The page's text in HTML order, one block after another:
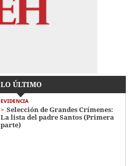
LO ÚLTIMO
EVIDENCIA
Selección de Grandes Crímenes:
La lista del padre Santos (Primera
parte)